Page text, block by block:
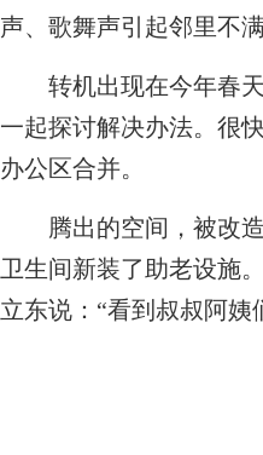
声、歌舞声引起邻里不
转机出现在今年春天
一起探讨解决办法。很
办公区合并。
腾出的空间，被改
卫生间新装了助老设施
立东说：“看到叔叔阿